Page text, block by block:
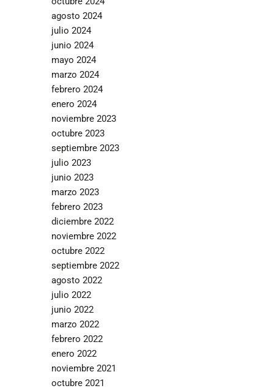
agosto 2024
julio 2024
junio 2024
mayo 2024
marzo 2024
febrero 2024
enero 2024
noviembre 2023
octubre 2023
septiembre 2023
julio 2023
junio 2023
marzo 2023
febrero 2023
diciembre 2022
noviembre 2022
octubre 2022
septiembre 2022
agosto 2022
julio 2022
junio 2022
marzo 2022
febrero 2022
enero 2022
noviembre 2021
octubre 2021